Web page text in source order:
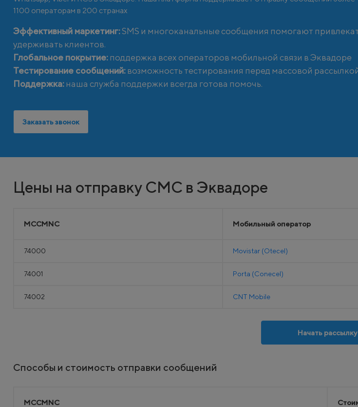
1100 операторам в 200 странах
Эффективный маркетинг:SMS и многоканальные сообщения помогают
удерживать клиентов.
Глобальное покрытие:поддержка всех операторов мобильной связи в Эквадоре
Тестирование сообщений:возможность тестирования перед массовой
Поддержка:наша служба поддержки всегда готова помочь.
Заказать звонок
Цены на отправку СМС в Эквадоре
MCCMNC Мобильный оператор
74000 Movistar (Otecel)
74001 Porta (Conecel)
74002 CNT Mobile
Начать рассылку
Способы и стоимость отправки сообщений
MCCMNC